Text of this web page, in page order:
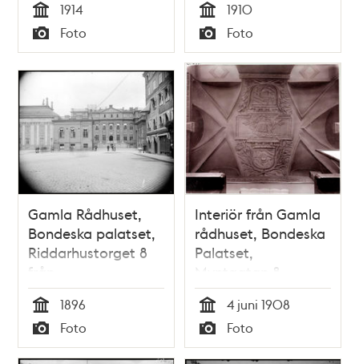
Tid
1914
Typ
Foto Tid
1910
Typ
Foto
Gamla Rådhuset,
Bondeska palatset,
Riddarhustorget 8
från
Storkyrkobrinken
Tid
1896
Typ
Foto
Interiör från Gamla
rådhuset, Bondeska
Palatset,
Myntgatan 8
Tid
4 juni 1908
Typ
Foto